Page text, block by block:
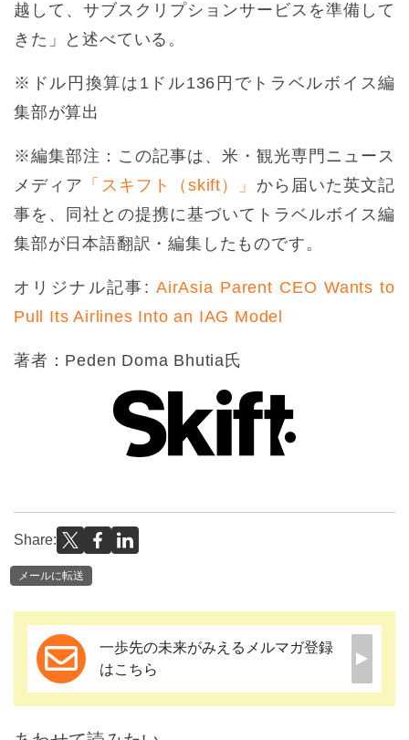
越して、サブスクリプションサービスを準備して
きた」と述べている。
※ドル円換算は1ドル136円でトラベルボイス編
集部が算出
※編集部注：この記事は、米・観光専門ニュース
メディア 「スキフト（skift）」 から届いた英文記
事を、同社との提携に基づいてトラベルボイス編
集部が日本語翻訳・編集したものです。
オリジナル記事: AirAsia Parent CEO Wants to
Pull Its Airlines Into an IAG Model
著者：Peden Doma Bhutia氏
Share:
メールに転送
一歩先の未来がみえるメルマガ登録
はこちら